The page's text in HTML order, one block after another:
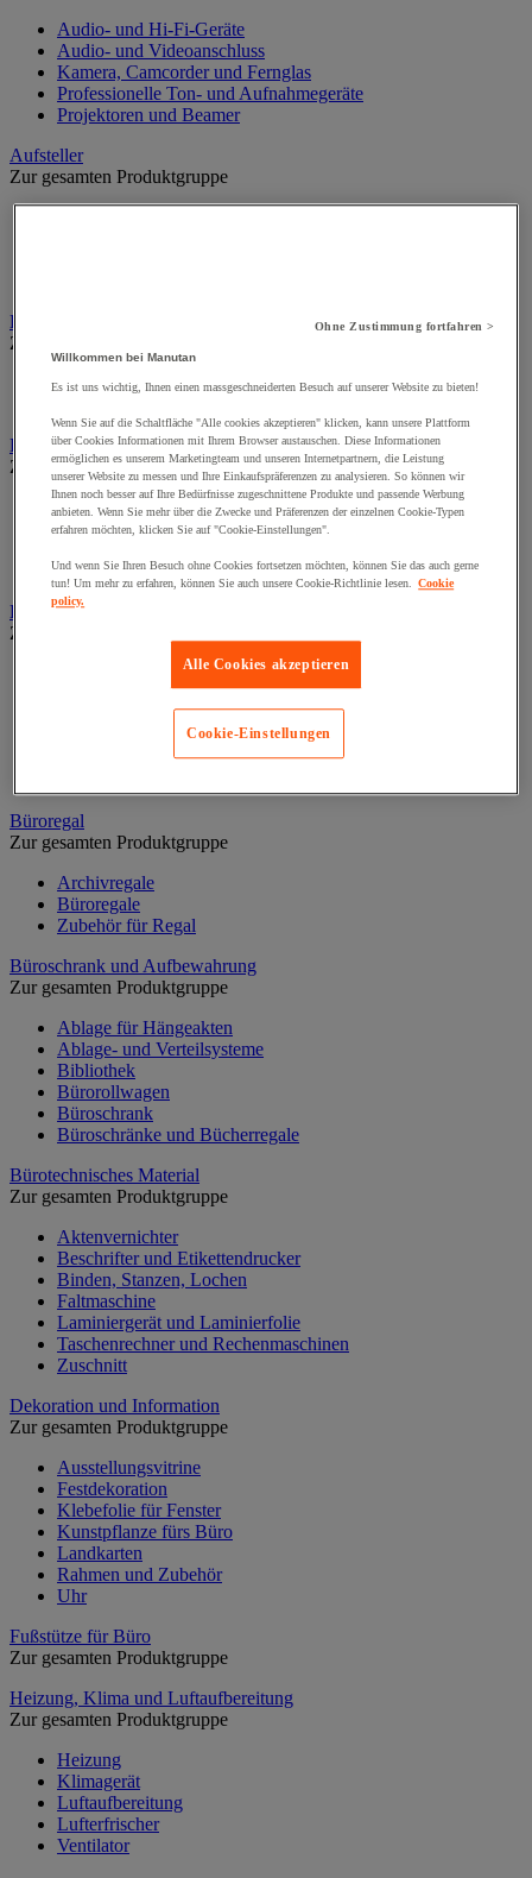
Audio- und Hi-Fi-Geräte
Audio- und Videoanschluss
Kamera, Camcorder und Fernglas
Professionelle Ton- und Aufnahmegeräte
Projektoren und Beamer
Aufsteller
Zur gesamten Produktgruppe
Beschilderung
Zur gesamten Produktgruppe
Halter für Türschild und Hinweisschild
Bodenmatten für Büro- und Gemeinschaftsräume
Zur gesamten Produktgruppe
Anti-Ermüdungsmatte für Büroräume
Bodenschutzmatte
Matte für Eingangsbereich
Büromaterial und Büromöbel
Zur gesamten Produktgruppe
Heft, Block und Post-it®
Kalender und Schreibunterlage
Papier, Karteikarte und Visitenkarte
Schreibutensilien
Büroregal
Zur gesamten Produktgruppe
Archivregale
Büroregale
Zubehör für Regal
Büroschrank und Aufbewahrung
Zur gesamten Produktgruppe
Ablage für Hängeakten
Ablage- und Verteilsysteme
Bibliothek
Bürorollwagen
Büroschrank
Büroschränke und Bücherregale
Bürotechnisches Material
Zur gesamten Produktgruppe
Aktenvernichter
Beschrifter und Etikettendrucker
Binden, Stanzen, Lochen
Faltmaschine
Laminiergerät und Laminierfolie
Taschenrechner und Rechenmaschinen
Zuschnitt
Dekoration und Information
Zur gesamten Produktgruppe
Ausstellungsvitrine
Festdekoration
Klebefolie für Fenster
Kunstpflanze fürs Büro
Landkarten
Rahmen und Zubehör
Uhr
Fußstütze für Büro
Zur gesamten Produktgruppe
Heizung, Klima und Luftaufbereitung
Zur gesamten Produktgruppe
Heizung
Klimagerät
Luftaufbereitung
Lufterfrischer
Ventilator
Ohne Zustimmung fortfahren >
Willkommen bei Manutan
Es ist uns wichtig, Ihnen einen massgeschneiderten Besuch auf unserer Website zu bieten!
Wenn Sie auf die Schaltfläche "Alle cookies akzeptieren" klicken, kann unsere Plattform
über Cookies Informationen mit Ihrem Browser austauschen. Diese Informationen
ermöglichen es unserem Marketingteam und unseren Internetpartnern, die Leistung
unserer Website zu messen und Ihre Einkaufspräferenzen zu analysieren. So können wir
Ihnen noch besser auf Ihre Bedürfnisse zugeschnittene Produkte und passende Werbung
anbieten. Wenn Sie mehr über die Zwecke und Präferenzen der einzelnen Cookie-Typen
erfahren möchten, klicken Sie auf "Cookie-Einstellungen".
Und wenn Sie Ihren Besuch ohne Cookies fortsetzen möchten, können Sie das auch gerne
tun! Um mehr zu erfahren, können Sie auch unsere Cookie-Richtlinie lesen. Cookie
policy.
Alle Cookies akzeptieren
Cookie-Einstellungen